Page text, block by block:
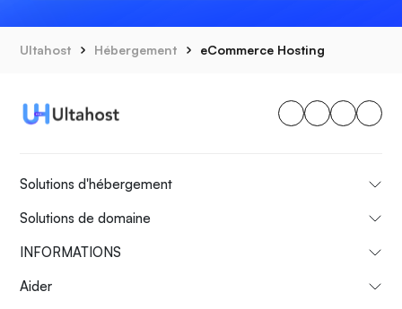
Ultahost Hébergement eCommerce Hosting
Solutions d'hébergement
Solutions de domaine
INFORMATIONS
Aider